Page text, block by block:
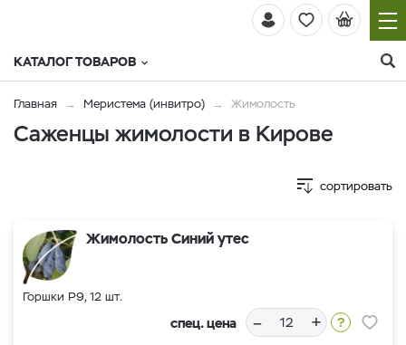
КАТАЛОГ ТОВАРОВ
Главная Меристема (инвитро) Жимолость
Саженцы жимолости в Кирове
сортировать
Жимолость Синий утес
Горшки Р9, 12 шт.
спец. цена – +